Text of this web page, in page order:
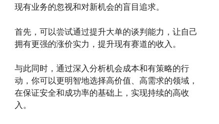
现有业务的忽视和对新机会的盲目追求。
首先，可以尝试通过提升大单的谈判能力，让自己
拥有更强的涨价实力，提升现有赛道的收入。
与此同时，通过深入分析机会成本和有策略的行
动，你可以更明智地选择高价值、高需求的领域，
在保证安全和成功率的基础上，实现持续的高收
入。